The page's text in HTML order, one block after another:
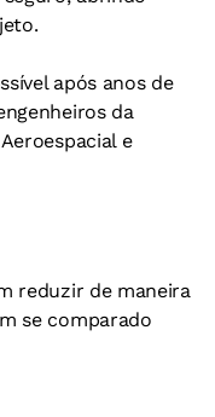
após anos de
da
e
reduzir de maneira
se comparado